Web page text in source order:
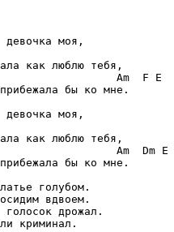
девочка моя,
как люблю тебя,
Am  F E
бы ко мне.
девочка моя,
как люблю тебя,
Am  Dm E
бы ко мне.
голубом.
вдвоем.
дрожал.
криминал.